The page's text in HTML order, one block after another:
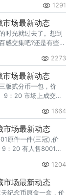
/刀
1291
场最新动态
光就过去了。想到
感交集吧?还是有些许
最新动态哦!
2273
场最新动态
贰分币一包，价
一
1664
市场最新动态
原件一件(三冠),价
1204
市场最新动态
念币原盒一盒，价